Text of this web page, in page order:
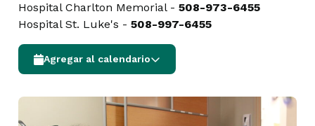
Hospital Charlton Memorial - 508-973-6455
Hospital St. Luke's - 508-997-6455
Agregar al calendario